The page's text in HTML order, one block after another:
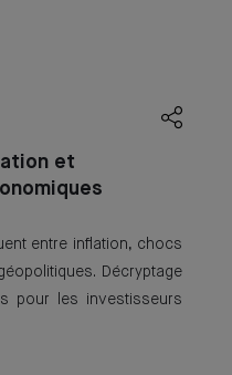
et
entre inflation, chocs
Décryptage
pour les investisseurs